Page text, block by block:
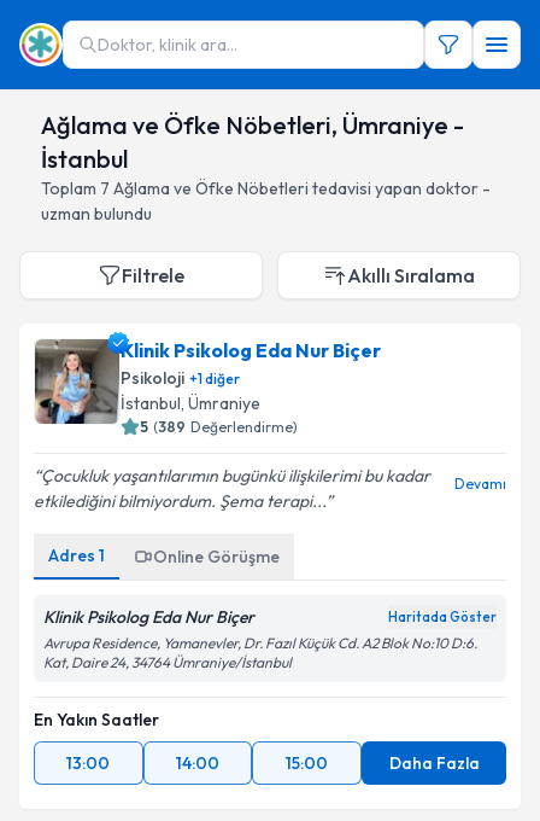
Doktor, klinik ara...
Ağlama ve Öfke Nöbetleri, Ümraniye -
İstanbul
Toplam 7 Ağlama ve Öfke Nöbetleri tedavisi yapan doktor -
uzman bulundu
Filtrele Akıllı Sıralama
Klinik Psikolog Eda Nur Biçer
Psikoloji +1diğer
İstanbul, Ümraniye
5 (389 Değerlendirme)
Çocukluk yaşantılarımın bugünkü ilişkilerimi bu kadar
etkilediğini bilmiyordum. Şema terapi...
Devamı
Adres 1 Online Görüşme
Klinik Psikolog Eda Nur Biçer Haritada Göster
Avrupa Residence, Yamanevler, Dr. Fazıl Küçük Cd. A2 Blok No:10 D:6.
Kat, Daire 24, 34764 Ümraniye/İstanbul
En Yakın Saatler
13:00
14:00 15:00 Daha Fazla